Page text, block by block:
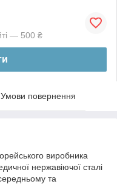
— 500 ₴
Умови повернення
виробника
нержавіючої сталі
та